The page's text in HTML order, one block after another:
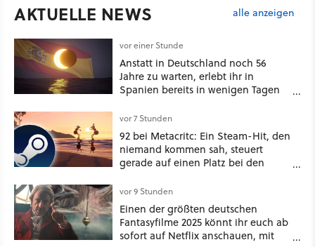
AKTUELLE NEWS alle anzeigen
vor einer Stunde
Anstatt in Deutschland noch 56
Jahre zu warten, erlebt ihr in
Spanien bereits in wenigen Tagen
vor 7 Stunden
92 bei Metacritc: Ein Steam-Hit, den
niemand kommen sah, steuert
gerade auf einen Platz bei den
vor 9 Stunden
Einen der größten deutschen
Fantasyfilme 2025 könnt ihr euch ab
sofort auf Netflix anschauen, mit